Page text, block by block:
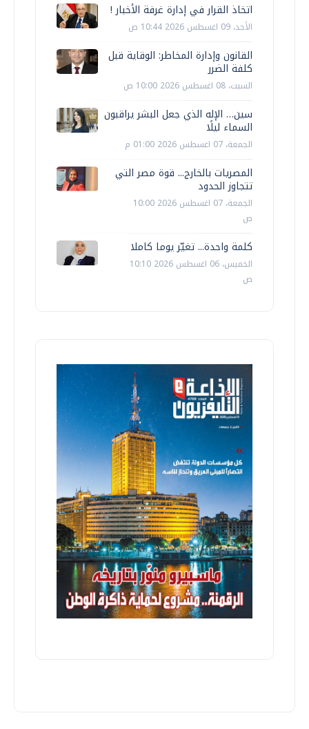
اتخاذ القرار في إدارة غرفة الأخبار !
الأحد، 09 اغسطس 2026 10:44 ص
القانون وإدارة المخاطر: الوقاية قبل
كلفة الضرر
السبت، 08 اغسطس 2026 10:00 ص
سين… الإله الذي جعل البشر يراقبون
السماء ليلًا
الجمعة، 07 اغسطس 2026 01:00 م
المصريات بالخارج... قوة مصر التي
تتجاوز الحدود
الجمعة، 07 اغسطس 2026 10:00
ص
كلمة واحدة... تغيّر يوما كاملا
الخميس، 06 اغسطس 2026 10:10
ص